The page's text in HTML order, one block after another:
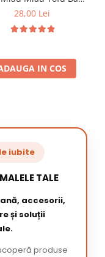
Powder 6L
28,00 Lei
IN COS
iubite
TALE
accesorii,
și soluții
produse